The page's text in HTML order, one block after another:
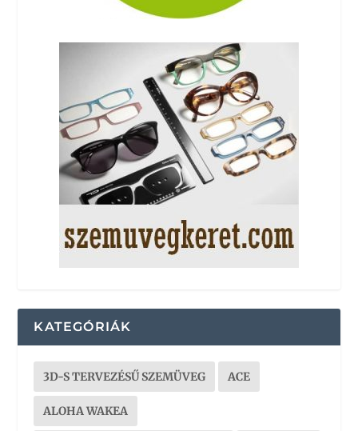
KATEGÓRIÁK
3D-S TERVEZÉSŰ SZEMÜVEG ACE
ALOHA WAKEA